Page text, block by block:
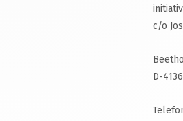
c/o
D-